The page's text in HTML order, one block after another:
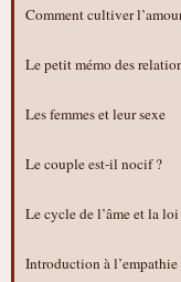
Comment cultiver
Le petit mémo des
Les femmes et leur sexe
Le couple est-il nocif ?
Le cycle de l’âme et la
Introduction à l’empathie